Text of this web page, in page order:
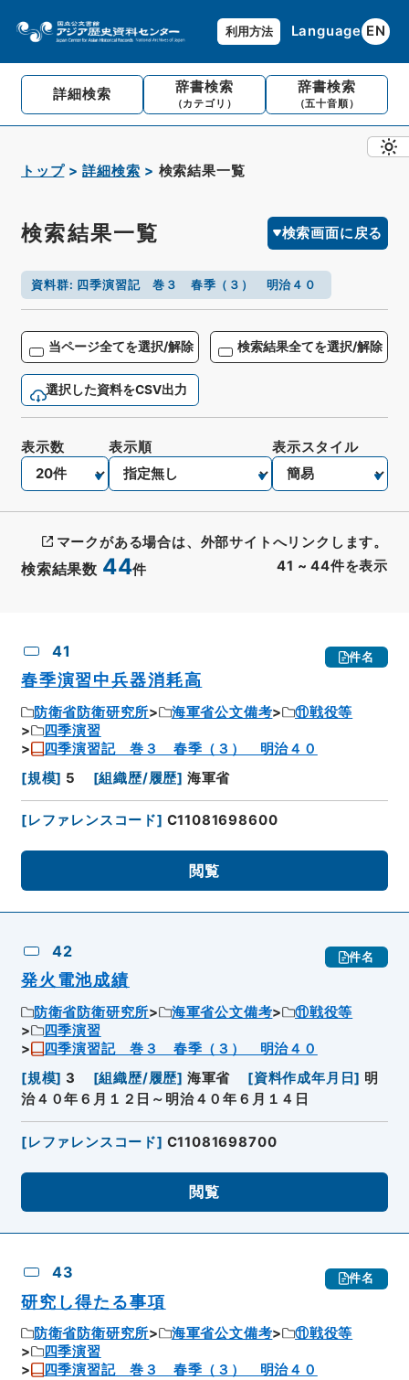
利用方法 Language EN
詳細検索 辞書検索
（カテゴリ）
辞書検索
（五十音順）
トップ 詳細検索 検索結果一覧
検索結果一覧 検索画面に戻る
資料群: 四季演習記 巻３ 春季（３） 明治４０
当ページ全てを選択/解除 検索結果全てを選択/解除
選択した資料をCSV出力
検索結果数 44件 41 ~ 44件を表示
表示数 表示順 表示スタイル
マークがある場合は、外部サイトへリンクします。
41 件名
春季演習中兵器消耗高
防衛省防衛研究所 海軍省公文備考
⑪戦役等
四季演習
四季演習記 巻３ 春季（３） 明治４０
[規模] 5 [組織歴/履歴] 海軍省
[レファレンスコード] C11081698600
閲覧
42 件名
発火電池成績
防衛省防衛研究所 海軍省公文備考
⑪戦役等
四季演習
四季演習記 巻３ 春季（３） 明治４０
[規模] 3 [組織歴/履歴] 海軍省 [資料作成年月日] 明
治４０年６月１２日～明治４０年６月１４日
[レファレンスコード] C11081698700
閲覧
43 件名
研究し得たる事項
防衛省防衛研究所 海軍省公文備考
⑪戦役等
四季演習
四季演習記 巻３ 春季（３） 明治４０